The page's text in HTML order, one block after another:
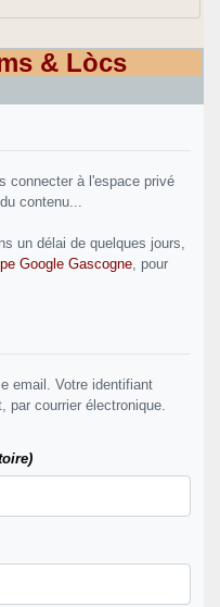
& Lòcs
connecter à l'espace privé
contenu...
un délai de quelques jours,
Google Gascogne , pour
email. Votre identifiant
par courrier électronique.